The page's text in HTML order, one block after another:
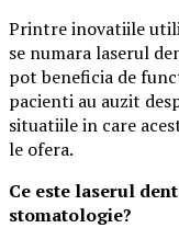
Printre inovatiile
se numara laserul
pot beneficia de
pacienti au auzit
situatiile in care
le ofera.
Ce este laserul
stomatologie?